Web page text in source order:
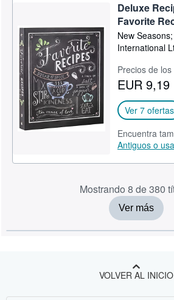
Deluxe
Favorite
New
International
Precios de
EUR 9,19
Ver 7 ofertas
Encuentra
Antiguos o
Mostrando 8 de 380
Ver más
VOLVER AL INICIO